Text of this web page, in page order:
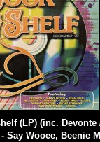
(LP) (inc. Devonte
Say Wooee, Beenie